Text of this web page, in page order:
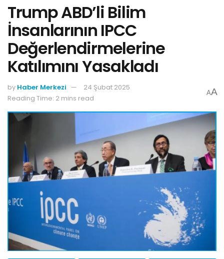
Trump ABD’li Bilim
İnsanlarının IPCC
Değerlendirmelerine
Katılımını Yasakladı
by Haber Merkezi
24 Şubat 2025
Reading Time: 2 mins read
AA